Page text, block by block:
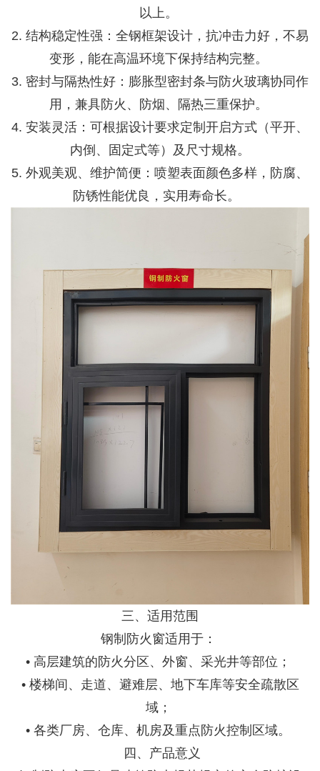
以上。
2. 结构稳定性强：全钢框架设计，抗冲击力好，不易
变形，能在高温环境下保持结构完整。
3. 密封与隔热性好：膨胀型密封条与防火玻璃协同作
用，兼具防火、防烟、隔热三重保护。
4. 安装灵活：可根据设计要求定制开启方式（平开、
内倒、固定式等）及尺寸规格。
5. 外观美观、维护简便：喷塑表面颜色多样，防腐、
防锈性能优良，实用寿命长。
三、适用范围
钢制防火窗适用于：
• 高层建筑的防火分区、外窗、采光井等部位；
• 楼梯间、走道、避难层、地下车库等安全疏散区
域；
• 各类厂房、仓库、机房及重点防火控制区域。
四、产品意义